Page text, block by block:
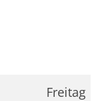
Freitag